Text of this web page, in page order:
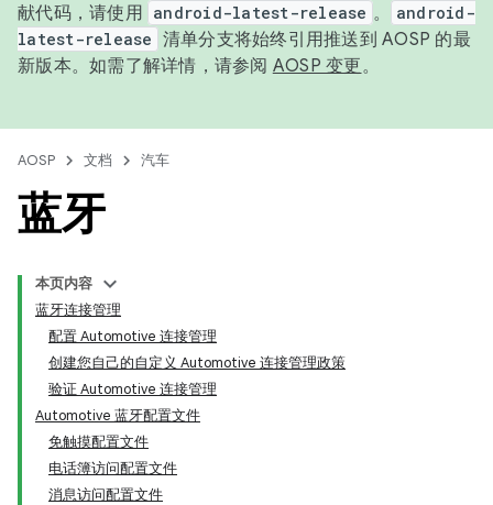
献代码，请使用 android-latest-release 。
android-
latest-release 清单分支将始终引用推送到 AOSP 的最
新版本。如需了解详情，请参阅 AOSP 变更。
AOSP 文档 汽车
蓝牙
本页内容
蓝牙连接管理
配置 Automotive 连接管理
创建您自己的自定义 Automotive 连接管理政策
验证 Automotive 连接管理
Automotive 蓝牙配置文件
免触摸配置文件
电话簿访问配置文件
消息访问配置文件